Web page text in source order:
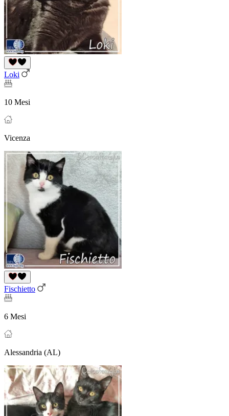
Loki
10 Mesi
Vicenza
Fischietto
6 Mesi
Alessandria (AL)